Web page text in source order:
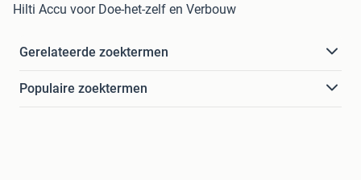
Hilti Accu voor Doe-het-zelf en Verbouw
Gerelateerde zoektermen
Populaire zoektermen